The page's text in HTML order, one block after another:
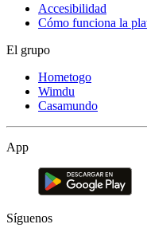
Accesibilidad
Cómo funciona la
El grupo
Hometogo
Wimdu
Casamundo
App
Síguenos